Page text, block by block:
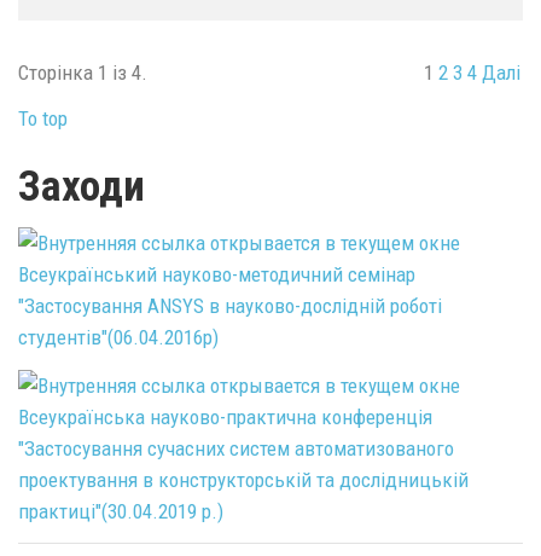
Сторінка 1 із 4. 1 2 3 4 Далі
To top
Заходи
Всеукраїнський науково-методичний семінар
"Застосування ANSYS в науково-дослідній роботі
студентів"(06.04.2016р)
Всеукраїнська науково-практична конференція
"Застосування сучасних систем автоматизованого
проектування в конструкторській та дослідницькій
практиці"(30.04.2019 р.)